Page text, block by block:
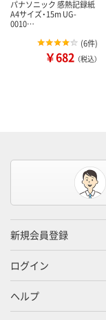
パナソニック 感熱記録紙
A4サイズ・15m UG-
0010…
(6件)
￥682 （税込）
新規会員登録
ログイン
ヘルプ